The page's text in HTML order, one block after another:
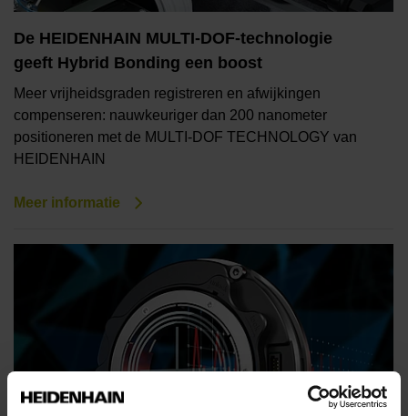
De HEIDENHAIN MULTI-DOF-technologie
geeft Hybrid Bonding een boost
Meer vrijheidsgraden registreren en afwijkingen
compenseren: nauwkeuriger dan 200 nanometer
positioneren met de MULTI-DOF TECHNOLOGY van
HEIDENHAIN
Meer informatie